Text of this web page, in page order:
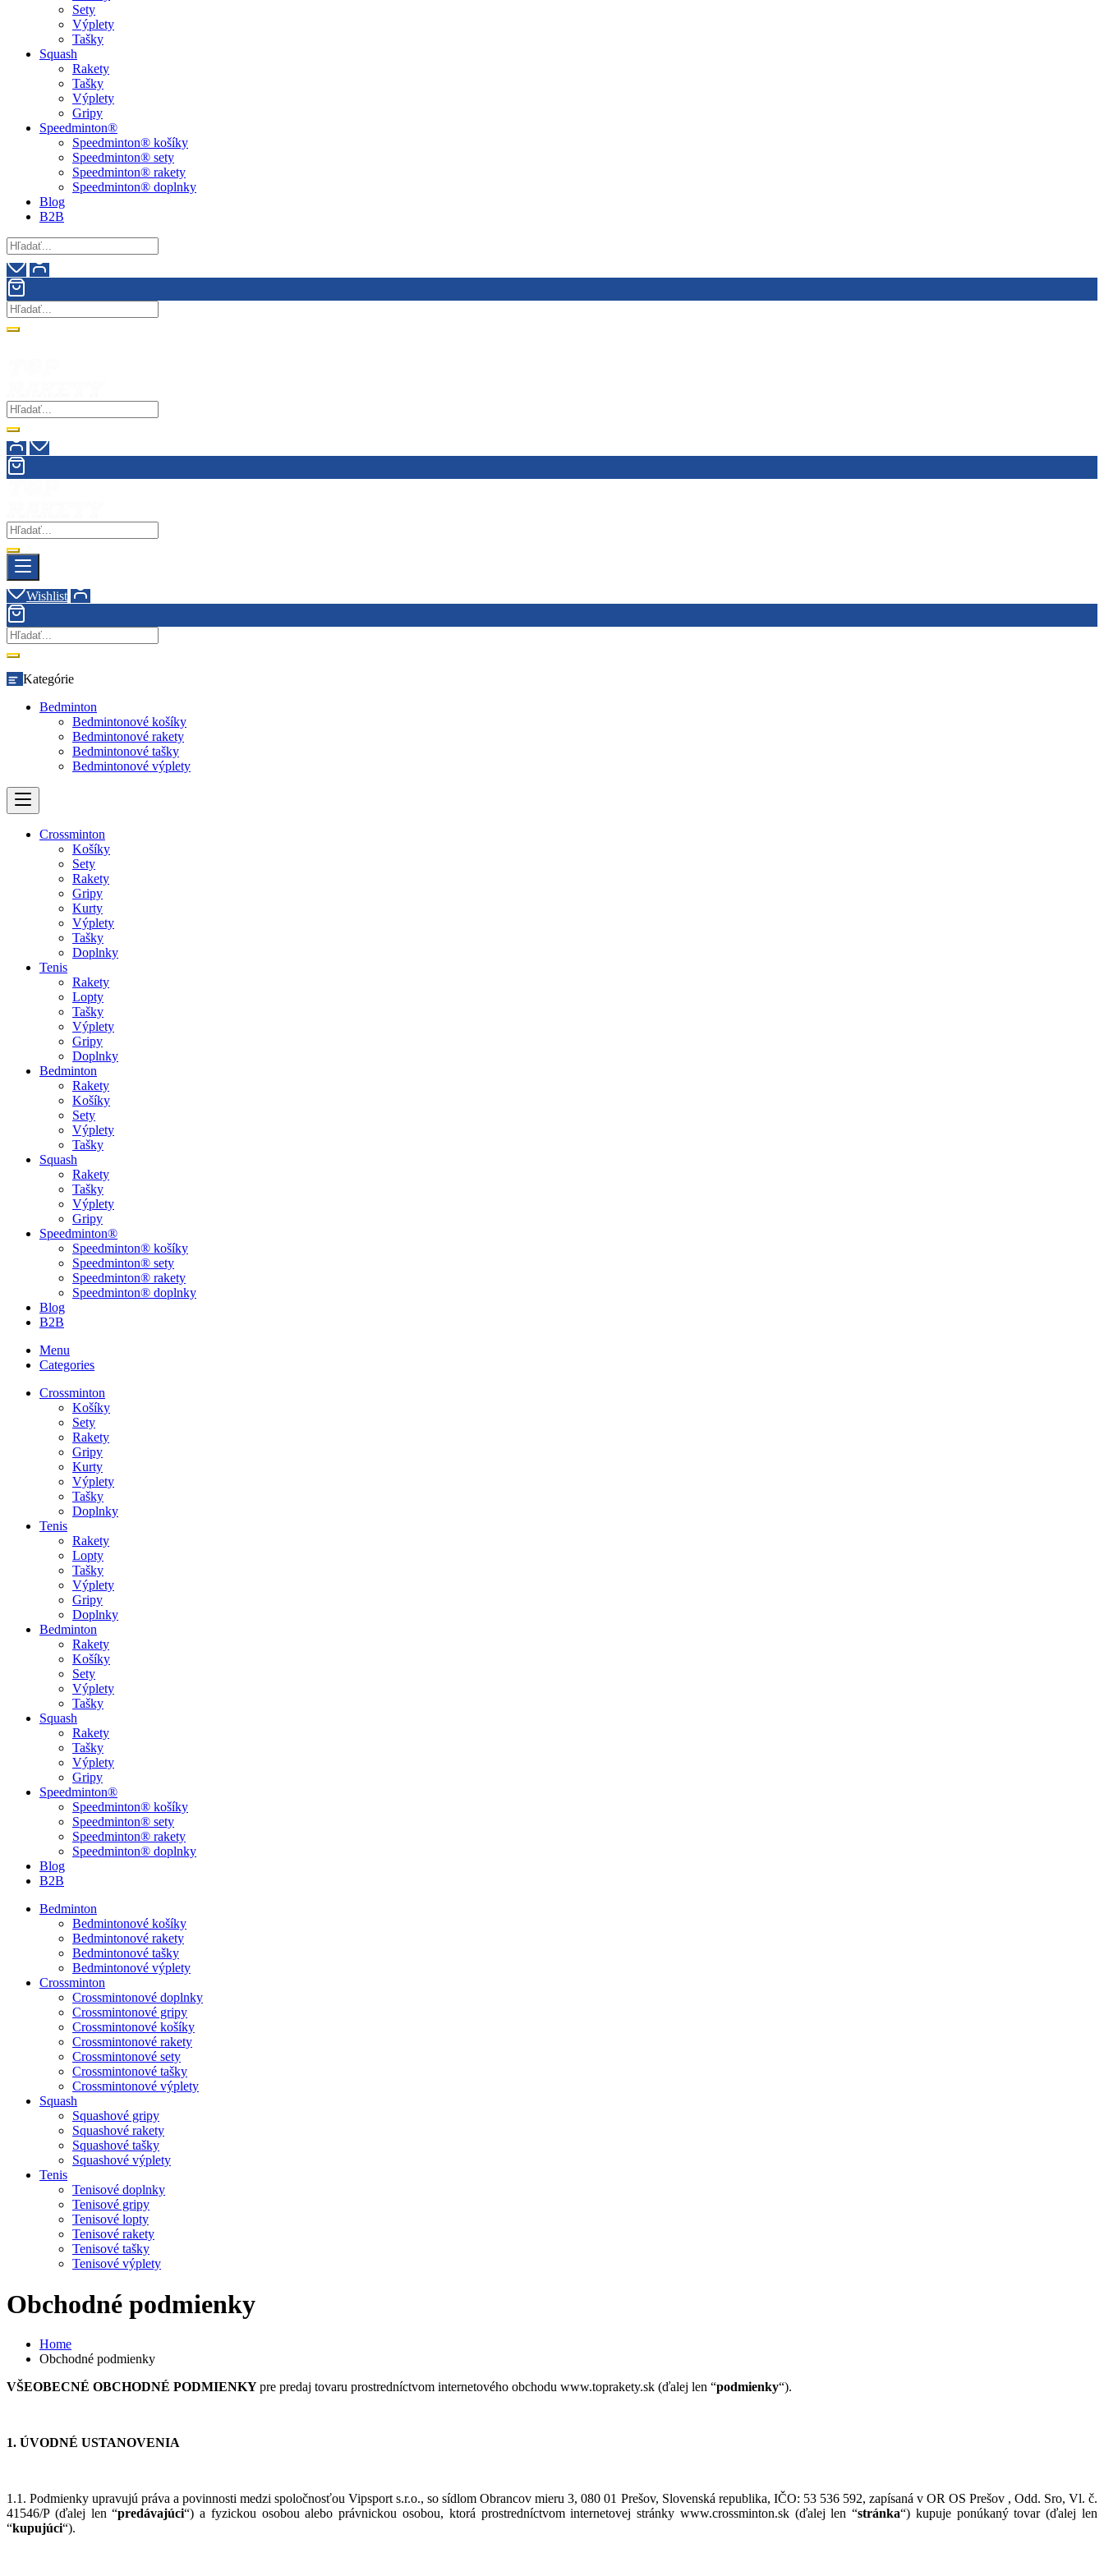
Sety
Výplety
Tašky
Squash
Rakety
Tašky
Výplety
Gripy
Speedminton®
Speedminton® košíky
Speedminton® sety
Speedminton® rakety
Speedminton® doplnky
Blog
B2B
Wishlist
Kategórie
Bedminton
Bedmintonové košíky
Bedmintonové rakety
Bedmintonové tašky
Bedmintonové výplety
Crossminton
Košíky
Sety
Rakety
Gripy
Kurty
Výplety
Tašky
Doplnky
Tenis
Rakety
Lopty
Tašky
Výplety
Gripy
Doplnky
Bedminton
Rakety
Košíky
Sety
Výplety
Tašky
Squash
Rakety
Tašky
Výplety
Gripy
Speedminton®
Speedminton® košíky
Speedminton® sety
Speedminton® rakety
Speedminton® doplnky
Blog
B2B
Menu
Categories
Crossminton
Košíky
Sety
Rakety
Gripy
Kurty
Výplety
Tašky
Doplnky
Tenis
Rakety
Lopty
Tašky
Výplety
Gripy
Doplnky
Bedminton
Rakety
Košíky
Sety
Výplety
Tašky
Squash
Rakety
Tašky
Výplety
Gripy
Speedminton®
Speedminton® košíky
Speedminton® sety
Speedminton® rakety
Speedminton® doplnky
Blog
B2B
Bedminton
Bedmintonové košíky
Bedmintonové rakety
Bedmintonové tašky
Bedmintonové výplety
Crossminton
Crossmintonové doplnky
Crossmintonové gripy
Crossmintonové košíky
Crossmintonové rakety
Crossmintonové sety
Crossmintonové tašky
Crossmintonové výplety
Squash
Squashové gripy
Squashové rakety
Squashové tašky
Squashové výplety
Tenis
Tenisové doplnky
Tenisové gripy
Tenisové lopty
Tenisové rakety
Tenisové tašky
Tenisové výplety
Obchodné podmienky
Home
Obchodné podmienky
VŠEOBECNÉ OBCHODNÉ PODMIENKYpre predaj tovaru prostredníctvom internetového obchodu www.toprakety.sk (ďalej len “podmienky“).
1. ÚVODNÉ USTANOVENIA
1.1. Podmienky upravujú práva a povinnosti medzi spoločnosťou Vipsport s.r.o., so sídlom Obrancov mieru 3, 080 01 Prešov, Slovenská republika, IČO: 53 536 592, zapísaná v OR OS Prešov , Odd. Sro, Vl. č.
41546/P (ďalej len “predávajúci“) a fyzickou osobou alebo právnickou osobou, ktorá prostredníctvom internetovej stránky www.crossminton.sk (ďalej len “stránka“) kupuje ponúkaný tovar (ďalej len
“kupujúci“).